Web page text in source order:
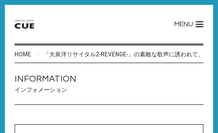
MENU
HOME 「大泉洋リサイタル2-REVENGE-」の素敵な歌声に誘われて、新
INFORMATION
インフォメーション